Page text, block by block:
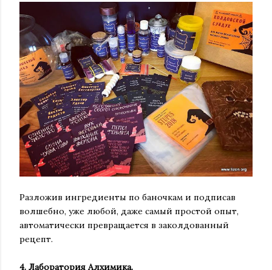
Разложив ингредиенты по баночкам и подписав
волшебно, уже любой, даже самый простой опыт,
автоматически превращается в заколдованный
рецепт.
4️. Лаборатория Алхимика.